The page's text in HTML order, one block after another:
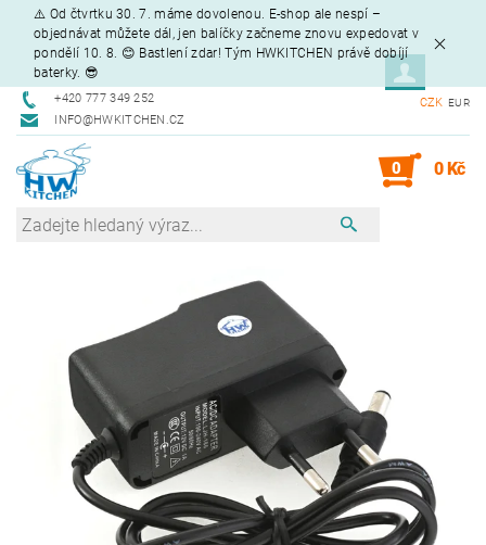
⚠️ Od čtvrtku 30. 7. máme dovolenou. E-shop ale nespí –
objednávat můžete dál, jen balíčky začneme znovu expedovat v
pondělí 10. 8. 😊 Bastlení zdar! Tým HWKITCHEN právě dobíjí
baterky. 😎
+420 777 349 252
INFO@HWKITCHEN.CZ
CZK EUR
0 0 Kč